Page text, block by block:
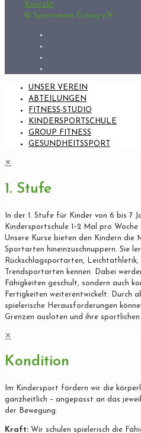
Kontakt
© Sportverein Esting e.V.
UNSER VEREIN
ABTEILUNGEN
FITNESS-STUDIO
KINDERSPORTSCHULE
GROUP FITNESS
GESUNDHEITSSPORT
✕
1. Stufe
In der 1. Stufe für Kinder von 6 bis 7
Kindersportschule 1–2 Mal pro
Unsere Kurse bieten den Kindern die
Sportarten hineinzuschnuppern. Sie
Rückschlagsportarten, Leichtathletik,
Trendsportarten kennen. Dabei
Fähigkeiten geschult, sondern auch
Fertigkeiten weiterentwickelt. Durch
spielerische Herausforderungen
Grenzen ausloten und ihre
✕
Kondition
Im Kindersport fördern wir die
ganzheitlich – angepasst an das
der Bewegung.
Kraft: Wir schulen spielerisch die